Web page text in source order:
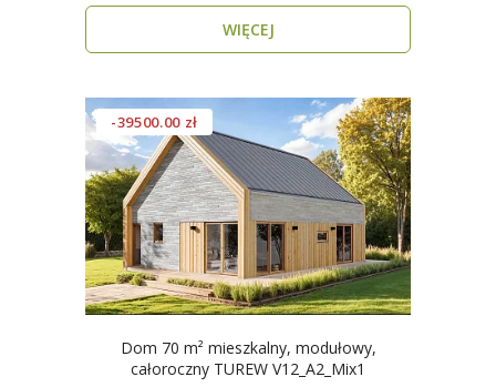
WIĘCEJ
-39500.00 zł
Dom 70 m² mieszkalny, modułowy,
całoroczny TUREW V12_A2_Mix1